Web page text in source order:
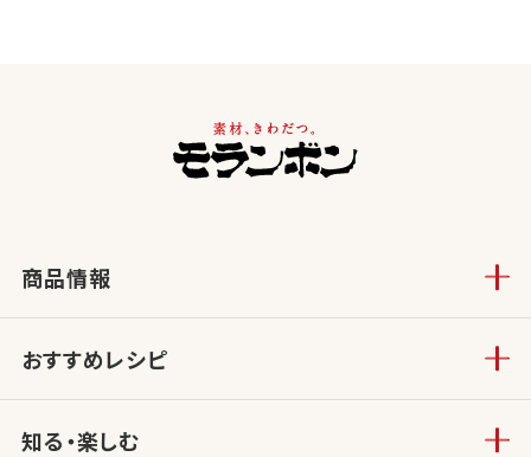
商品情報
おすすめレシピ
知る・楽しむ